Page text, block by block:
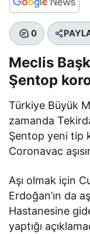
0
Meclis
Şentop
Türkiye Büyük
zamanda
Şentop yeni tip
Coronavac
Aşı olmak için
Erdoğan’ın da
Hastanesine
yaptığı